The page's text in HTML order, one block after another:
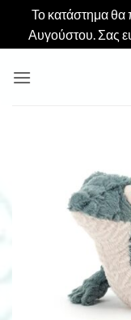
Το κατάστημα θα
Αυγούστου. Σας
στο